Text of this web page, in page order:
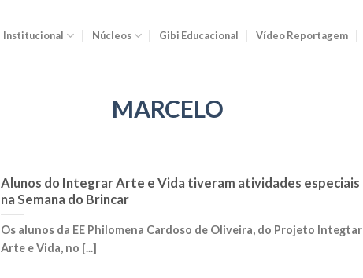
Institucional Núcleos Gibi Educacional Vídeo Reportagem
MARCELO
Alunos do Integrar Arte e Vida tiveram atividades especiais
na Semana do Brincar
Os alunos da EE Philomena Cardoso de Oliveira, do Projeto Integtar
Arte e Vida, no [...]